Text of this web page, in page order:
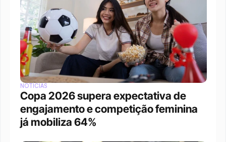
NOTÍCIAS
Copa 2026 supera expectativa de
engajamento e competição feminina
já mobiliza 64%